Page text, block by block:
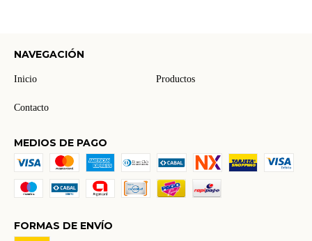
NAVEGACIÓN
Inicio Productos
Contacto
MEDIOS DE PAGO
FORMAS DE ENVÍO